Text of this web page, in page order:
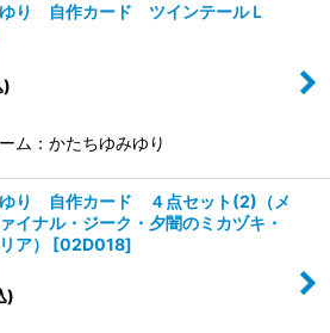
り 自作カード ツインテールＬ
)
ム：かたちゆみゆり
ゆり 自作カード ４点セット(2)（メ
イナル・ジーク・夕闇のミカヅキ・
ア）
[02D018]
)